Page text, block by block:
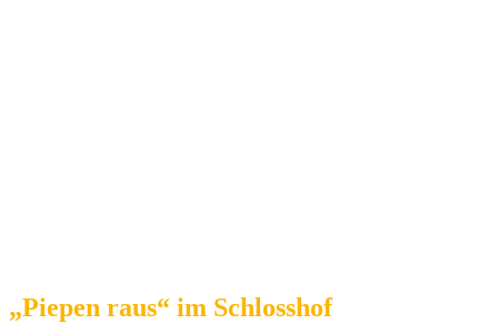
„Piepen raus“ im Schlosshof